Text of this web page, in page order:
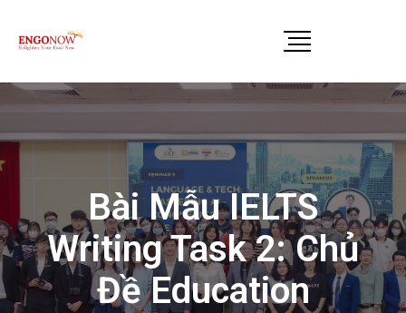
Bài Mẫu IELTS
Writing Task 2: Chủ
Đề Education